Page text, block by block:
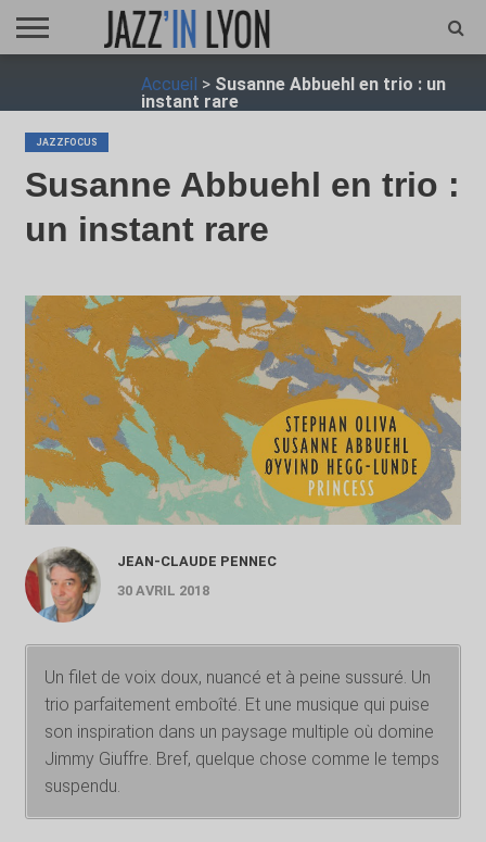
JAZZ
Accueil > Susanne Abbuehl en trio : un
instant rare
JAZZFOCUS
Susanne Abbuehl en trio :
un instant rare
JEAN-CLAUDE PENNEC
30 AVRIL 2018
Un filet de voix doux, nuancé et à peine sussuré. Un
trio parfaitement emboîté. Et une musique qui puise
son inspiration dans un paysage multiple où domine
Jimmy Giuffre. Bref, quelque chose comme le temps
suspendu.